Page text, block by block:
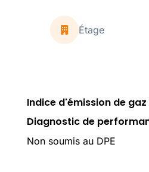
Étage
Indice d'émission de
Diagnostic de
Non soumis au DPE